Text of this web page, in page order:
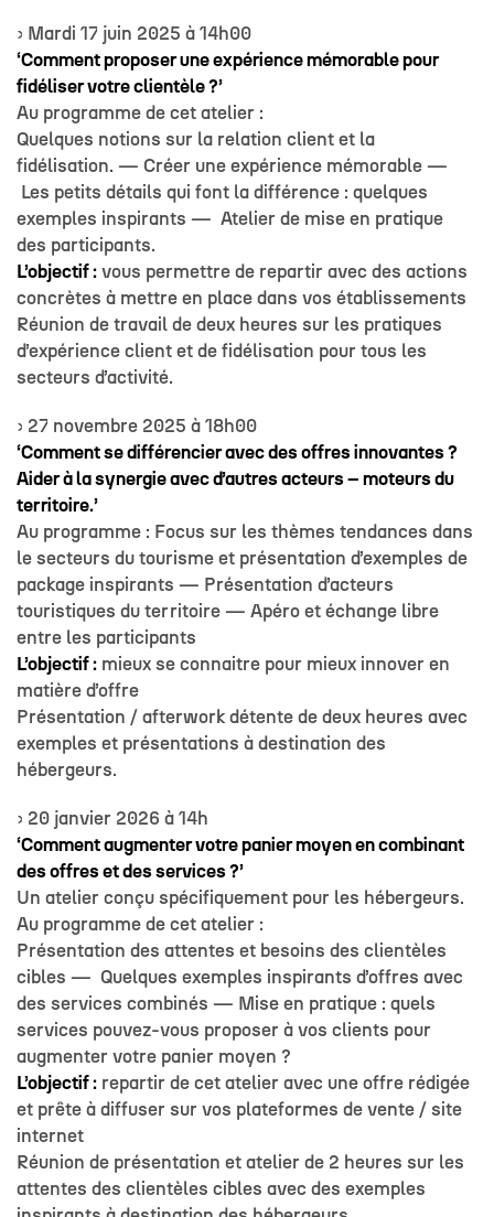
› Mardi 17 juin 2025 à 14h00
‘Comment proposer une expérience mémorable pour
fidéliser votre clientèle ?’
Au programme de cet atelier :
Quelques notions sur la relation client et la
fidélisation. — Créer une expérience mémorable —
Les petits détails qui font la différence : quelques
exemples inspirants — Atelier de mise en pratique
des participants.
L’objectif : vous permettre de repartir avec des actions
concrètes à mettre en place dans vos établissements
Réunion de travail de deux heures sur les pratiques
d’expérience client et de fidélisation pour tous les
secteurs d’activité.
› 27 novembre 2025 à 18h00
‘Comment se différencier avec des offres innovantes ?
Aider à la synergie avec d’autres acteurs – moteurs du
territoire.’
Au programme : Focus sur les thèmes tendances dans
le secteurs du tourisme et présentation d’exemples de
package inspirants — Présentation d’acteurs
touristiques du territoire — Apéro et échange libre
entre les participants
L’objectif : mieux se connaitre pour mieux innover en
matière d’offre
Présentation / afterwork détente de deux heures avec
exemples et présentations à destination des
hébergeurs.
› 20 janvier 2026 à 14h
‘Comment augmenter votre panier moyen en combinant
des offres et des services ?’
Un atelier conçu spécifiquement pour les hébergeurs.
Au programme de cet atelier :
Présentation des attentes et besoins des clientèles
cibles — Quelques exemples inspirants d’offres avec
des services combinés — Mise en pratique : quels
services pouvez-vous proposer à vos clients pour
augmenter votre panier moyen ?
L’objectif : repartir de cet atelier avec une offre rédigée
et prête à diffuser sur vos plateformes de vente / site
internet
Réunion de présentation et atelier de 2 heures sur les
attentes des clientèles cibles avec des exemples